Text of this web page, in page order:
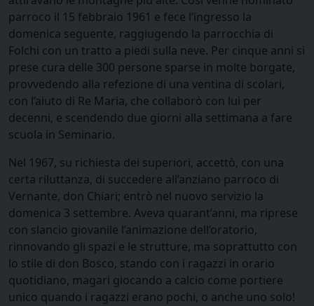
parroco il 15 febbraio 1961 e fece l’ingresso la
domenica seguente, raggiugendo la parrocchia di
Folchi con un tratto a piedi sulla neve. Per cinque anni si
prese cura delle 300 persone sparse in molte borgate,
provvedendo alla refezione di una ventina di scolari,
con l’aiuto di Re Maria, che collaborò con lui per
decenni, e scendendo due giorni alla settimana a fare
scuola in Seminario.
Nel 1967, su richiesta dei superiori, accettò, con una
certa riluttanza, di succedere all’anziano parroco di
Vernante, don Chiari; entrò nel nuovo servizio la
domenica 3 settembre. Aveva quarant’anni, ma riprese
con slancio giovanile l’animazione dell’oratorio,
rinnovando gli spazi e le strutture, ma soprattutto con
lo stile di don Bosco, stando con i ragazzi in orario
quotidiano, magari giocando a calcio come portiere
unico quando i ragazzi erano pochi, o anche uno solo!